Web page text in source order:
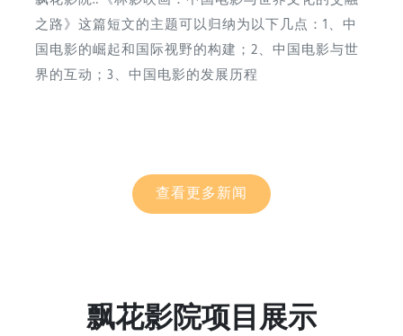
之路》这篇短文的主题可以归纳为以下几点：1、中
国电影的崛起和国际视野的构建；2、中国电影与世
界的互动；3、中国电影的发展历程
查看更多新闻
飘花影院项目展示